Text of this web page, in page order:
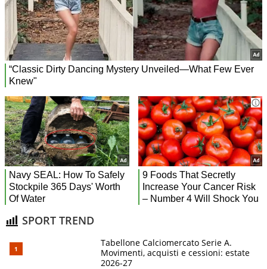
SPORT TREND
Tabellone Calciomercato Serie A.
Movimenti, acquisti e cessioni: estate
2026-27